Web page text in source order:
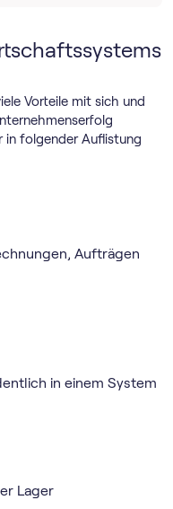
Vorteile mit sich und
in folgender Auflistung
Aufträgen
in einem System
Lager